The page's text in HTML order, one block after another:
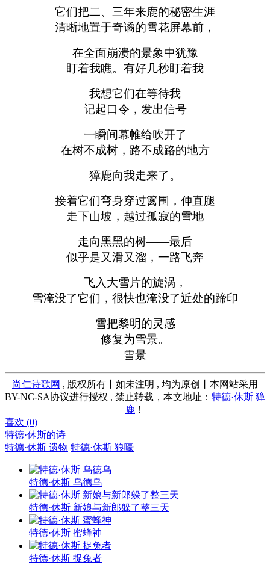
它们把二、三年来鹿的秘密生涯
清晰地置于奇谲的雪花屏幕前，
在全面崩溃的景象中犹豫
盯着我瞧。有好几秒盯着我
我想它们在等待我
记起口令，发出信号
一瞬间幕帷给吹开了
在树不成树，路不成路的地方
獐鹿向我走来了。
接着它们弯身穿过篱围，伸直腿
走下山坡，越过孤寂的雪地
走向黑黑的树——最后
似乎是又滑又溜，一路飞奔
飞入大雪片的旋涡，
雪淹没了它们，很快也淹没了近处的蹄印
雪把黎明的灵感
修复为雪景。
雪景
尚仁诗歌网 , 版权所有丨如未注明 , 均为原创丨本网站采用
BY-NC-SA协议进行授权 , 禁止转载，本文地址： 特德·休斯 獐
鹿 ！
喜欢 (0)
特德·休斯的诗
特德·休斯 遗物 特德·休斯 狼嚎
特德·休斯 乌德乌
特德·休斯 新娘与新郎躲了整三天
特德·休斯 蜜蜂神
特德·休斯 捉兔者